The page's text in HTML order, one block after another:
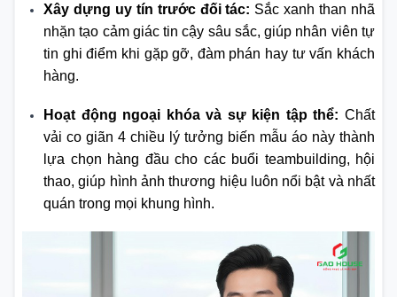
Xây dựng uy tín trước đối tác: Sắc xanh than nhã
nhặn tạo cảm giác tin cậy sâu sắc, giúp nhân viên tự
tin ghi điểm khi gặp gỡ, đàm phán hay tư vấn khách
hàng.
Hoạt động ngoại khóa và sự kiện tập thể: Chất
vải co giãn 4 chiều lý tưởng biến mẫu áo này thành
lựa chọn hàng đầu cho các buổi teambuilding, hội
thao, giúp hình ảnh thương hiệu luôn nổi bật và nhất
quán trong mọi khung hình.